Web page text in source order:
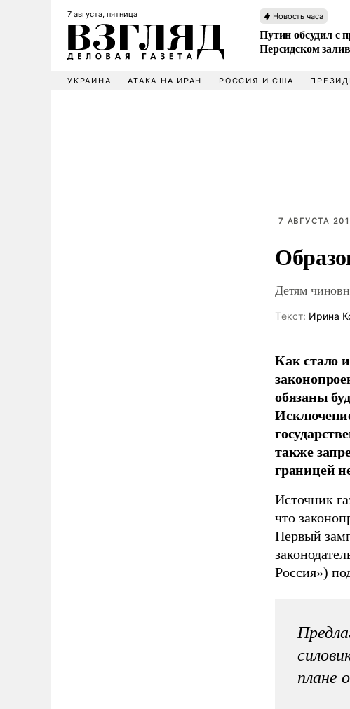
7 августа, пятница Новость часа
Путин обсудил с
Персидском
УКРАИНА АТАКА НА ИРАН РОССИЯ И США
7 АВГУСТА
Детям
Tекст: Ирина
Как стало
обязаны
также
границей
Источник
что
Первый
Россия»)
плане